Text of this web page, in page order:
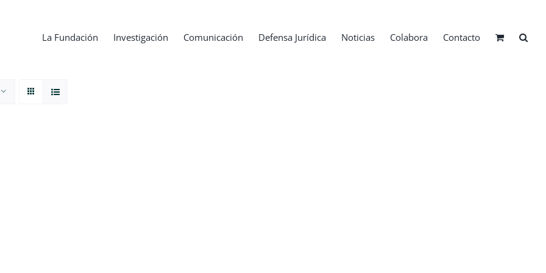
La Fundación Investigación Comunicación Defensa Jurídica Noticias Colabora Contacto